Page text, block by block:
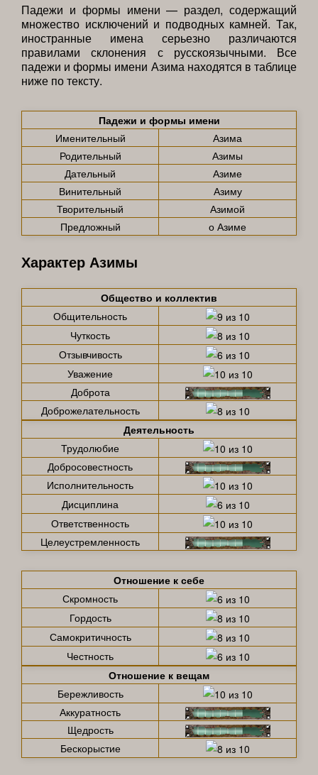
Падежи и формы имени — раздел, содержащий
множество исключений и подводных камней. Так,
иностранные имена серьезно различаются
правилами склонения с русскоязычными. Все
падежи и формы имени Азима находятся в таблице
ниже по тексту.
Падежи и формы имени
Именительный
Азима
Родительный
Азимы
Дательный
Азиме
Винительный
Азиму
Творительный
Азимой
Предложный
о Азиме
Характер Азимы
Общество и коллектив
Общительность
Чуткость
Отзывчивость
Уважение
Доброта
Доброжелательность
Деятельность
Трудолюбие
Добросовестность
Исполнительность
Дисциплина
Ответственность
Целеустремленность
Отношение к себе
Скромность
Гордость
Самокритичность
Честность
Отношение к вещам
Бережливость
Аккуратность
Щедрость
Бескорыстие